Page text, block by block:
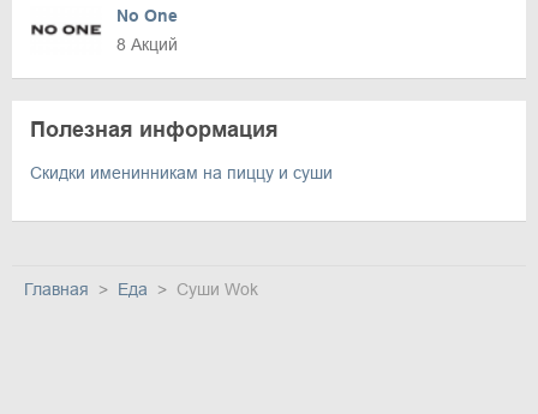
No One
8 Акций
Полезная информация
Скидки именинникам на пиццу и суши
Главная Еда Суши Wok